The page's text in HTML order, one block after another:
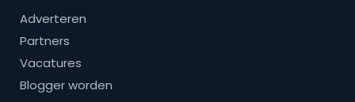
Adverteren
Partners
Vacatures
Blogger worden